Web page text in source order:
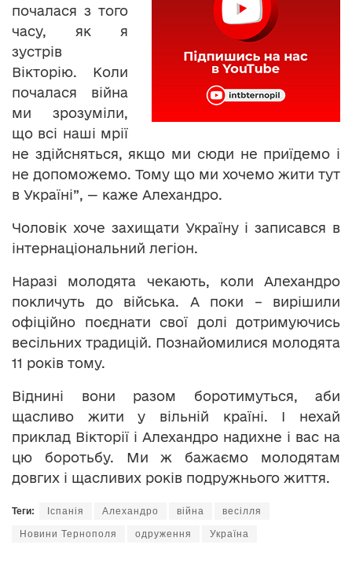
почалася з того
часу, як я
зустрів
Вікторію. Коли
почалася війна
ми зрозуміли,
що всі наші мрії
не здійсняться, якщо ми сюди не приїдемо і
не допоможемо. Тому що ми хочемо жити тут
в Україні”, — каже Алехандро.
Чоловік хоче захищати Україну і записався в
інтернаціональний легіон.
Наразі молодята чекають, коли Алехандро
покличуть до війська. А поки – вирішили
офіційно поєднати свої долі дотримуючись
весільних традицій. Познайомилися молодята
11 років тому.
Віднині вони разом боротимуться, аби
щасливо жити у вільній країні. І нехай
приклад Вікторії і Алехандро надихне і вас на
цю боротьбу. Ми ж бажаємо молодятам
довгих і щасливих років подружнього життя.
Теги: Іспанія Алехандро війна весілля
Новини Тернополя одруження Україна